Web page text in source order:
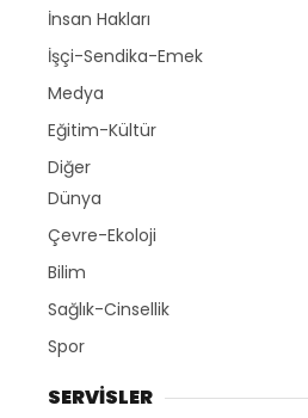
İnsan Hakları
İşçi-Sendika-Emek
Medya
Eğitim-Kültür
Diğer
Dünya
Çevre-Ekoloji
Bilim
Sağlık-Cinsellik
Spor
SERVİSLER